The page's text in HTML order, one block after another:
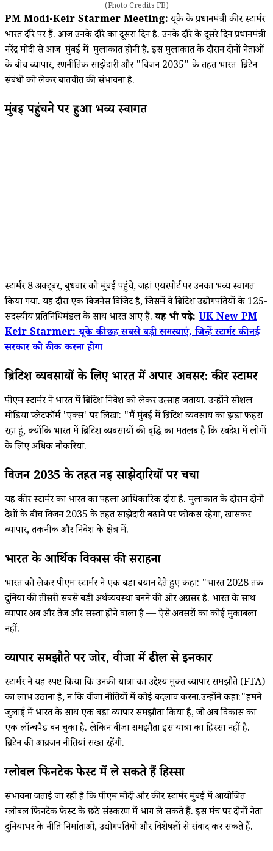
(Photo Credits FB)
PM Modi-Keir Starmer Meeting:यूके के प्रधानमंत्री कीर स्टार्मर
भारत दौरे पर हैं. आज उनके दौरे का दूसरा दिन है. उनके दौरे के दूसरे दिन प्रधानमंत्री
नरेंद्र मोदी से आज मुंबई में मुलाकात होनी है. इस मुलाक़ात के दौरान दोनों नेताओं
के बीच व्यापार, रणनीतिक साझेदारी और "विजन 2035" के तहत भारत–ब्रिटेन
संबंधों को लेकर बातचीत की संभावना है.
मुंबई पहुंचने पर हुआ भव्य स्वागत
स्टार्मर 8 अक्टूबर, बुधवार को मुंबई पहुंचे, जहां एयरपोर्ट पर उनका भव्य स्वागत
किया गया. यह दौरा एक बिजनेस विजिट है, जिसमें वे ब्रिटिश उद्योगपतियों के 125-
सदस्यीय प्रतिनिधिमंडल के साथ भारत आए हैं.यह भी पढ़े: UK New PM
Keir Starmer: यूके की छह सबसे बड़ी समस्याएं, जिन्हें स्टार्मर की नई
सरकार को ठीक करना होगा
ब्रिटिश व्यवसायों के लिए भारत में अपार अवसर: कीर स्टार्मर
पीएम स्टार्मर ने भारत में ब्रिटिश निवेश को लेकर उत्साह जताया. उन्होंने सोशल
मीडिया प्लेटफॉर्म 'एक्स' पर लिखा: "मैं मुंबई में ब्रिटिश व्यवसाय का झंडा फहरा
रहा हूं, क्योंकि भारत में ब्रिटिश व्यवसायों की वृद्धि का मतलब है कि स्वदेश में लोगों
के लिए अधिक नौकरियां.
विजन 2035 के तहत नई साझेदारियों पर चर्चा
यह कीर स्टार्मर का भारत का पहला आधिकारिक दौरा है. मुलाकात के दौरान दोनों
देशों के बीच विजन 2035 के तहत साझेदारी बढ़ाने पर फोकस रहेगा, खासकर
व्यापार, तकनीक और निवेश के क्षेत्र में.
भारत के आर्थिक विकास की सराहना
भारत को लेकर पीएम स्टार्मर ने एक बड़ा बयान देते हुए कहा: "भारत 2028 तक
दुनिया की तीसरी सबसे बड़ी अर्थव्यवस्था बनने की ओर अग्रसर है. भारत के साथ
व्यापार अब और तेज और सस्ता होने वाला है — ऐसे अवसरों का कोई मुकाबला
नहीं.
व्यापार समझौते पर जोर, वीजा में ढील से इनकार
स्टार्मर ने यह स्पष्ट किया कि उनकी यात्रा का उद्देश्य मुक्त व्यापार समझौते (FTA)
का लाभ उठाना है, न कि वीजा नीतियों में कोई बदलाव करना.उन्होंने कहा:"हमने
जुलाई में भारत के साथ एक बड़ा व्यापार समझौता किया है, जो अब विकास का
एक लॉन्चपैड बन चुका है. लेकिन वीजा समझौता इस यात्रा का हिस्सा नहीं है.
ब्रिटेन की आव्रजन नीतियां सख्त रहेंगी.
ग्लोबल फिनटेक फेस्ट में ले सकते हैं हिस्सा
संभावना जताई जा रही है कि पीएम मोदी और कीर स्टार्मर मुंबई में आयोजित
ग्लोबल फिनटेक फेस्ट के छठे संस्करण में भाग ले सकते हैं. इस मंच पर दोनों नेता
दुनियाभर के नीति निर्माताओं, उद्योगपतियों और विशेषज्ञों से संवाद कर सकते हैं.